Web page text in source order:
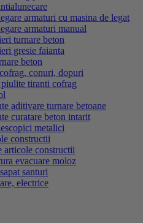
armaturi cu masina de legat
armaturi manual
turnare beton
gresie faianta
beton
conuri, dopuri
tiranti cofrag
aditivare turnare betoane
curatare beton intarit
metalici
constructii
articole constructii
evacuare moloz
santuri
electrice